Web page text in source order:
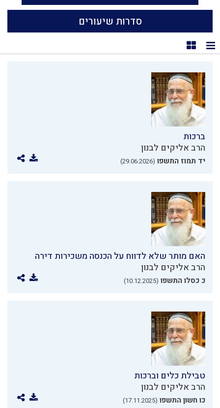
סדרות שיעורים
תצוגת רשימה
תצוגת קוביות
ברכות
הרב אליקים לבנון
יד תמוז התשפו (29.06.2026)
האם מותר שלא לדווח על הכנסה משכירות דירה
הרב אליקים לבנון
כ כסלו התשפו (10.12.2025)
טבילת כלים וברכות
הרב אליקים לבנון
כו חשון התשפו (17.11.2025)